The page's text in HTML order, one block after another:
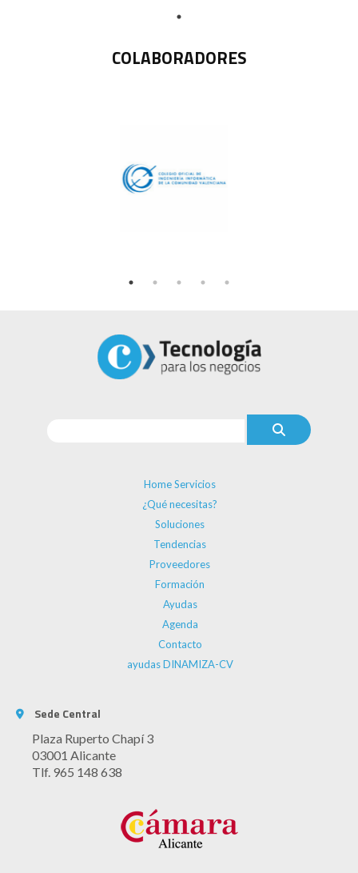
COLABORADORES
Home Servicios
¿Qué necesitas?
Soluciones
Tendencias
Proveedores
Formación
Ayudas
Agenda
Contacto
ayudas DINAMIZA-CV
Sede Central
Plaza Ruperto Chapí 3
03001 Alicante
Tlf. 965 148 638